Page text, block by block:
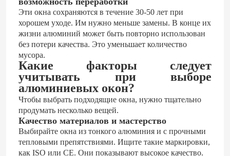
Проверка качества
Контакт США
Блог
Случайное исследование
Спросите цитату
Эти окна сохраняются в течение 30-50 лет при
хорошем уходе. Им нужно меньше замены. В конце их
жизни алюминий может быть повторно использован
без потери качества. Это уменьшает количество
мусора.
Какие факторы следует
учитывать при выборе
алюминиевых окон?
Чтобы выбрать подходящие окна, нужно тщательно
продумать несколько вещей.
Качество материалов и мастерство
Выбирайте окна из тонкого алюминия и с прочными
тепловыми препятствиями. Ищите такие маркировки,
как ISO или CE. Они показывают высокое качество.